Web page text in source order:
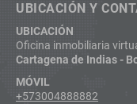
UBICACIÓN Y
UBICACIÓN
Oficina inmobiliaria
Cartagena de Indias -
MÓVIL
+573004888882